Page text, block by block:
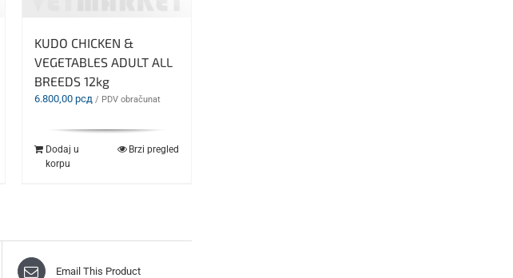
KUDO CHICKEN &
VEGETABLES ADULT ALL
BREEDS 12kg
6.800,00 рсд / PDV obračunat
Dodaj u
korpu
Brzi pregled
Email This Product